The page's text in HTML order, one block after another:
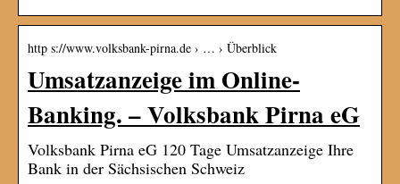
http s://www.volksbank-pirna.de › … › Überblick
Umsatzanzeige im Online-
Banking. – Volksbank Pirna eG
Volksbank Pirna eG 120 Tage Umsatzanzeige Ihre
Bank in der Sächsischen Schweiz